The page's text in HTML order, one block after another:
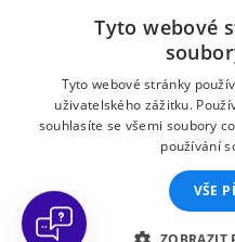
Po - Ne: 9.00 - 22.00
Sportovní klub Divers. Powered by
Tyto webové
Tyto webové stránky
uživatelského zážitku.
souhlasíte se všemi soubory
používání
VŠE